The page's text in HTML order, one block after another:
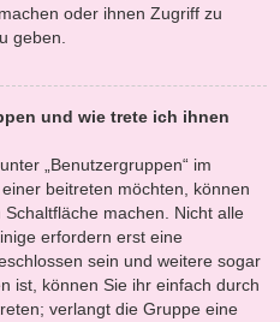
oder ihnen Zugriff zu
geben.
und wie trete ich ihnen
„Benutzergruppen“ im
beitreten möchten, können
machen. Nicht alle
erfordern erst eine
sein und weitere sogar
ist, können Sie ihr einfach durch
verlangt die Gruppe eine